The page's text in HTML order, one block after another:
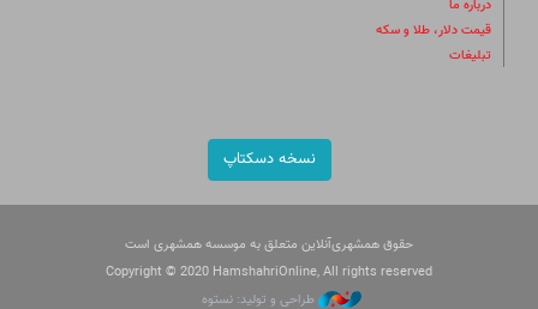
درباره ما
قیمت دلار، طلا و سکه
تبلیغات
نسخه دسکتاپ
حقوق همشهری‌آنلاین متعلق به موسسه همشهری است
Copyright © 2020 HamshahriOnline, All rights reserved
طراحی و تولید: نستوه